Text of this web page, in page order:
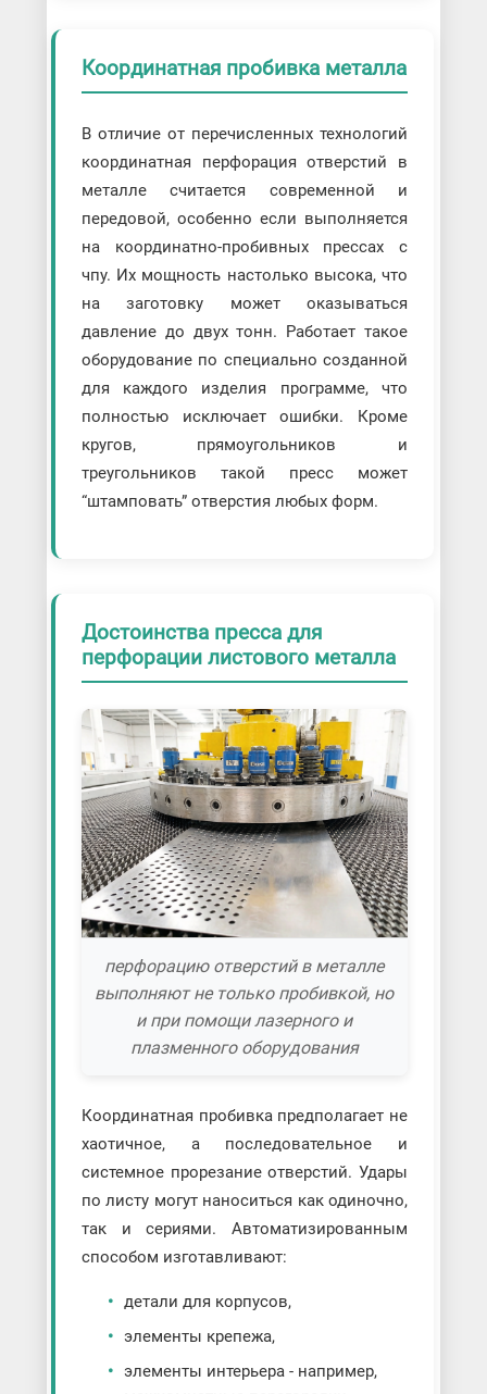
Координатная пробивка металла
В отличие от перечисленных технологий
координатная перфорация отверстий в
металле считается современной и
передовой, особенно если выполняется
на координатно-пробивных прессах с
чпу. Их мощность настолько высока, что
на заготовку может оказываться
давление до двух тонн. Работает такое
оборудование по специально созданной
для каждого изделия программе, что
полностью исключает ошибки. Кроме
кругов, прямоугольников и
треугольников такой пресс может
“штамповать” отверстия любых форм.
Достоинства пресса для
перфорации листового металла
перфорацию отверстий в металле
выполняют не только пробивкой, но
и при помощи лазерного и
плазменного оборудования
Координатная пробивка предполагает не
хаотичное, а последовательное и
системное прорезание отверстий. Удары
по листу могут наноситься как одиночно,
так и сериями. Автоматизированным
способом изготавливают:
детали для корпусов,
элементы крепежа,
элементы интерьера - например,